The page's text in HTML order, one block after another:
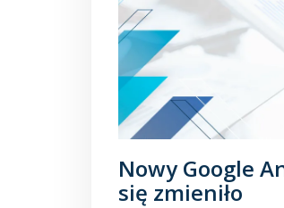
Nowy Google
się zmieniło